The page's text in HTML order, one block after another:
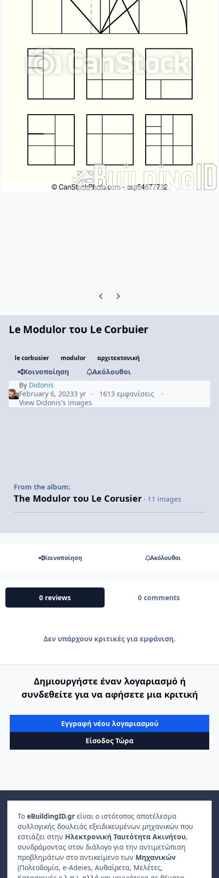
Previous carousel slide
Next carousel slide
Le Modulor του Le Corbuier
le corbusier modulor αρχιτεκτονική
Κοινοποίηση
Ακόλουθοι
By Didonis
February 6, 20233 yr
1613 εμφανίσεις
View Didonis's images
From the album:
The Modulor του Le Corusier · 11 images
Κοινοποίηση Ακόλουθοι
0 reviews 0 comments
Δεν υπάρχουν κριτικές για εμφάνιση.
Δημιουργήστε έναν λογαριασμό ή
συνδεθείτε για να αφήσετε μια κριτική
Εγγραφή νέου λογαριασμού
Είσοδος Τώρα
Το eBuildingID.gr είναι ο ιστότοπος αποτέλεσμα
συλλογικής δουλειάς εξειδικευμένων μηχανικών που
εστιάζει στην Ηλεκτρονική Ταυτότητα Ακινήτου,
συνδράμοντας στον διάλογο για την αντιμετώπιση
προβλημάτων στο αντικείμενο των Μηχανικών
(Πολεοδομία, e-Adeies, Αυθαίρετα, Μελέτες,